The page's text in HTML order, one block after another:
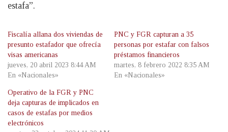
estafa”.
Fiscalía allana dos viviendas de
presunto estafador que ofrecía
visas americanas
jueves, 20 abril 2023 8:44 AM
En «Nacionales»
PNC y FGR capturan a 35
personas por estafar con falsos
préstamos financieros
martes, 8 febrero 2022 8:35 AM
En «Nacionales»
Operativo de la FGR y PNC
deja capturas de implicados en
casos de estafas por medios
electrónicos